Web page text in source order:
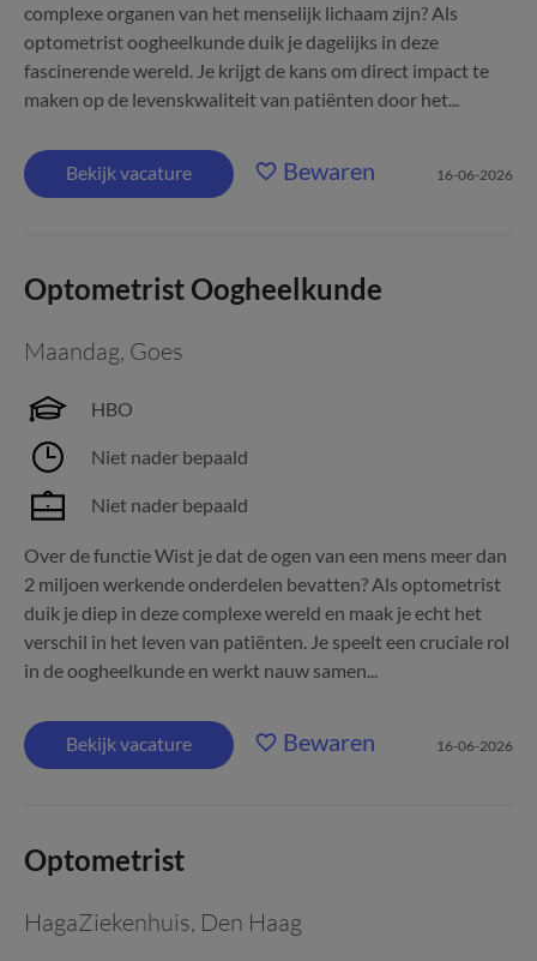
complexe organen van het menselijk lichaam zijn? Als
optometrist oogheelkunde duik je dagelijks in deze
fascinerende wereld. Je krijgt de kans om direct impact te
maken op de levenskwaliteit van patiënten door het...
Bekijk vacature Bewaren 16-06-2026
Optometrist Oogheelkunde
Maandag, Goes
HBO
Niet nader bepaald
Niet nader bepaald
Over de functie Wist je dat de ogen van een mens meer dan
2 miljoen werkende onderdelen bevatten? Als optometrist
duik je diep in deze complexe wereld en maak je echt het
verschil in het leven van patiënten. Je speelt een cruciale rol
in de oogheelkunde en werkt nauw samen...
Bekijk vacature Bewaren 16-06-2026
Optometrist
HagaZiekenhuis, Den Haag